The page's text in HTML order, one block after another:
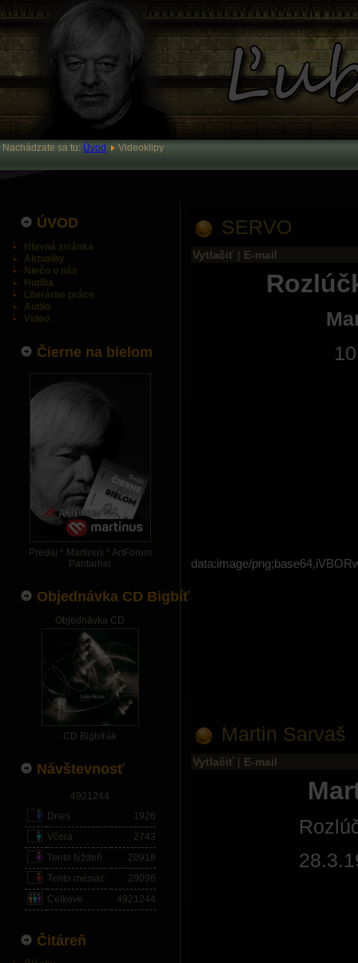
Nachádzate sa tu: Úvod Videoklipy
ÚVOD
Hlavná stránka
Aktuality
Niečo o nás
Hudba
Literárne práce
Audio
Video
Čierne na bielom
Predaj * Martinus * ArtForum
Pantarhei
Objednávka CD Bigbíťák
Objednávka CD
CD Bigbíťák
Návštevnosť
4921244
Dnes
1926
Včera
2743
Tento týždeň
20918
Tento mesiac
29096
Celkove
4921244
Čitáreň
SERVO
Vytlačiť | E-mail
data:image/
Martin Sarvaš
Vytlačiť | E-mail